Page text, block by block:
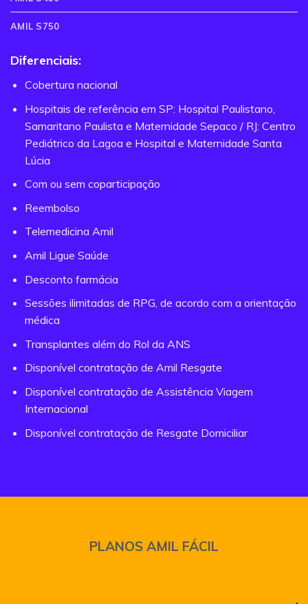
AMIL S750
Diferenciais:
Cobertura nacional
Hospitais de referência em SP: Hospital Paulistano,
Samaritano Paulista e Maternidade Sepaco / RJ: Centro
Pediátrico da Lagoa e Hospital e Maternidade Santa
Lúcia
Com ou sem coparticipação
Reembolso
Telemedicina Amil
Amil Ligue Saúde
Desconto farmácia
Sessões ilimitadas de RPG, de acordo com a orientação
médica
Transplantes além do Rol da ANS
Disponível contratação de Amil Resgate
Disponível contratação de Assistência Viagem
Internacional
Disponível contratação de Resgate Domiciliar
PLANOS AMIL FÁCIL